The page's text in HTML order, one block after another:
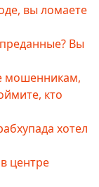
вы ломаете
Вы
мошенникам,
кто
хотел
центре